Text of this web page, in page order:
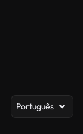
Português